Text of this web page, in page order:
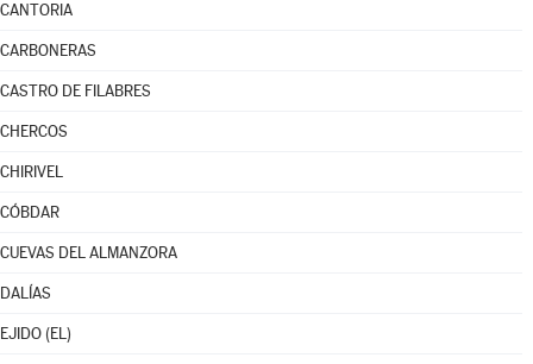
CANTORIA
CARBONERAS
CASTRO DE FILABRES
CHERCOS
CHIRIVEL
CÓBDAR
CUEVAS DEL ALMANZORA
DALÍAS
EJIDO (EL)